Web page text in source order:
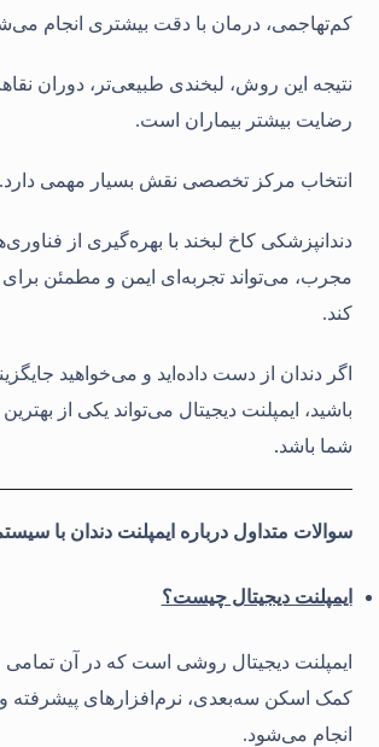
کم‌تهاجمی، درمان با دقت بیشتری انجام
نتیجه این روش، لبخندی طبیعی‌تر، دوران
رضایت بیشتر بیماران است.
انتخاب مرکز تخصصی نقش بسیار مهمی دارد.
دندانپزشکی کاخ لبخند با بهره‌گیری از
مجرب، می‌تواند تجربه‌ای ایمن و مطمئن برای
کند.
اگر دندان از دست داده‌اید و می‌خواهید
باشید، ایمپلنت دیجیتال می‌تواند یکی از
شما باشد.
سوالات متداول درباره ایمپلنت دندان با
ایمپلنت دیجیتال چیست؟
ایمپلنت دیجیتال روشی است که در آن تمامی
کمک اسکن سه‌بعدی، نرم‌افزارهای پیشرفته و
انجام می‌شود.